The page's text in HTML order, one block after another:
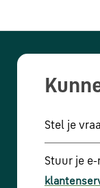
Stel je
Stuur je